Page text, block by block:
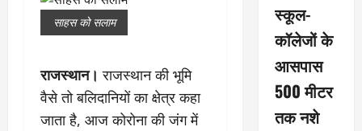
साहस को सलाम
राजस्थान। राजस्थान की भूमि
वैसे तो ​बलिदानियों का क्षेत्र कहा
जाता है, आज कोरोना की जंग में
स्कूल-
कॉलेजों के
आसपास
500 मीटर
तक नशे